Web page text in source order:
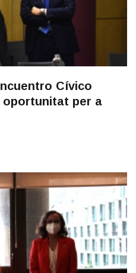
Cívico
oportunitat per a